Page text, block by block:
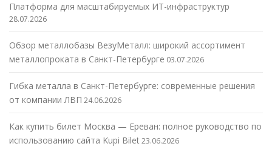
Платформа для масштабируемых ИТ-инфраструктур
28.07.2026
Обзор металлобазы ВезуМеталл: широкий ассортимент
металлопроката в Санкт-Петербурге 03.07.2026
Гибка металла в Санкт-Петербурге: современные решения
от компании ЛВП 24.06.2026
Как купить билет Москва — Ереван: полное руководство по
использованию сайта Kupi Bilet23.06.2026